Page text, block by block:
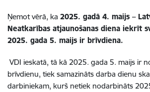
Ņemot vērā, ka 2025. gadā 4. maijs –
Neatkarības atjaunošanas diena iekrīt
2025. gada 5. maijs ir brīvdiena.
VDI ieskatā, tā kā 2025. gada 5. maijs ir
brīvdienu, tiek samazināts darba dienu
darbiniekam, kurš netiek nodarbināts